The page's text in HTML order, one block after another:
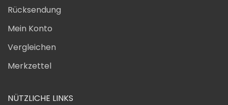
Rücksendung
Mein Konto
Vergleichen
Merkzettel
NÜTZLICHE LINKS